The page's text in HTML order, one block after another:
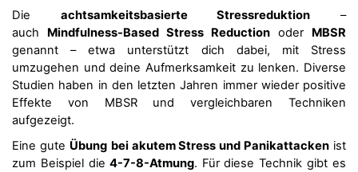
Die achtsamkeitsbasierte Stressreduktion –
auch Mindfulness-Based Stress Reduction oder MBSR
genannt – etwa unterstützt dich dabei, mit Stress
umzugehen und deine Aufmerksamkeit zu lenken. Diverse
Studien haben in den letzten Jahren immer wieder positive
Effekte von MBSR und vergleichbaren Techniken
aufgezeigt.
Eine gute Übung bei akutem Stress und Panikattacken ist
zum Beispiel die 4-7-8-Atmung. Für diese Technik gibt es